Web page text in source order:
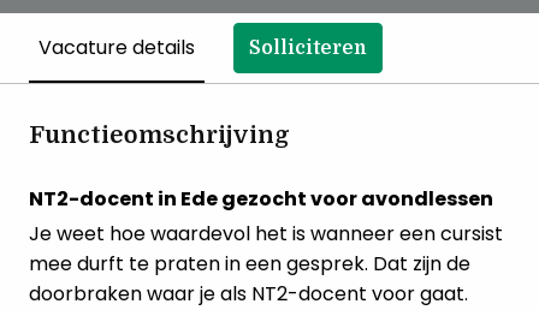
Vacature details Solliciteren
Functieomschrijving
NT2-docent in Ede gezocht voor avondlessen
Je weet hoe waardevol het is wanneer een cursist
mee durft te praten in een gesprek. Dat zijn de
doorbraken waar je als NT2-docent voor gaat.